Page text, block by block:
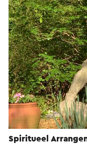
Spiritueel